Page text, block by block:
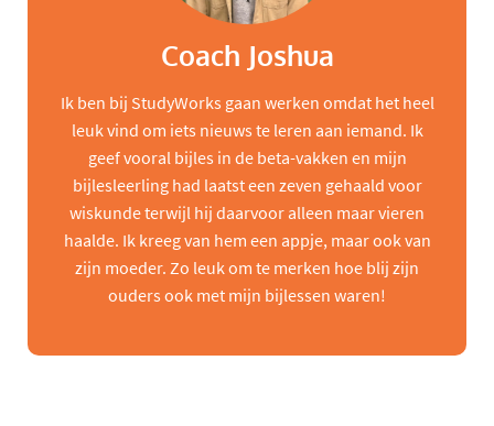
Coach Joshua
Ik ben bij StudyWorks gaan werken omdat het heel
leuk vind om iets nieuws te leren aan iemand. Ik
geef vooral bijles in de beta-vakken en mijn
bijlesleerling had laatst een zeven gehaald voor
wiskunde terwijl hij daarvoor alleen maar vieren
haalde. Ik kreeg van hem een appje, maar ook van
zijn moeder. Zo leuk om te merken hoe blij zijn
ouders ook met mijn bijlessen waren!